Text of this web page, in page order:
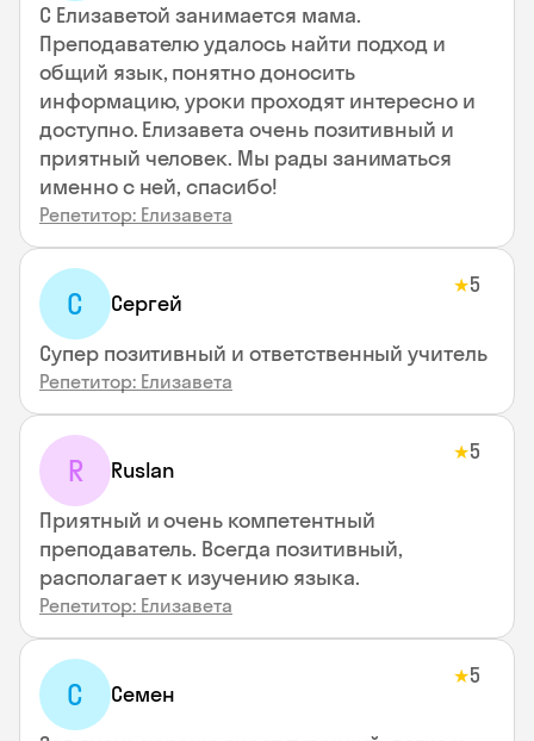
С Елизаветой занимается мама.
Преподавателю удалось найти подход и
общий язык, понятно доносить
информацию, уроки проходят интересно и
доступно. Елизавета очень позитивный и
приятный человек. Мы рады заниматься
именно с ней, спасибо!
Репетитор: Елизавета
С Сергей
★5
Супер позитивный и ответственный учитель
Репетитор: Елизавета
R Ruslan
★5
Приятный и очень компетентный
преподаватель. Всегда позитивный,
располагает к изучению языка.
Репетитор: Елизавета
С Семен
★5